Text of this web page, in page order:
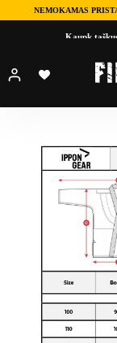
NEMOKAMAS
Kaupk